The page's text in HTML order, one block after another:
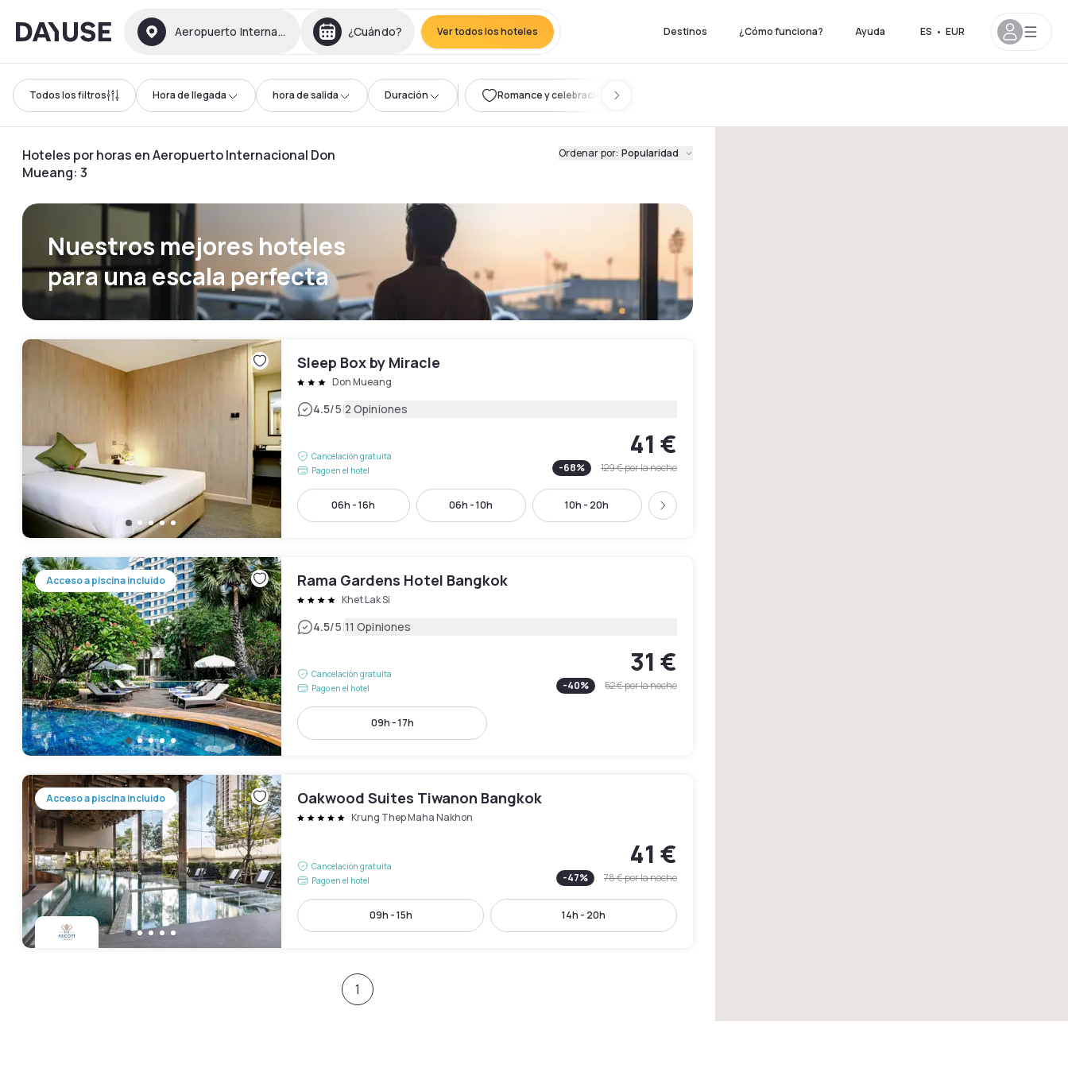
Dayuse Aeropuerto Internacional Don Mueang
¿Cuándo? Ver todos los hoteles Destinos ¿Cómo funciona? Ayuda ES • EUR
Todos los filtros Hora de llegada hora de salida Duración Romance y celebración
Hoteles por horas en Aeropuerto Internacional Don
Mueang: 3
Ordenar por: Popularidad
Nuestros mejores hoteles
para una escala perfecta
Sleep Box by Miracle
Don Mueang
4.5/5|2 Opiniones
Cancelación gratuita
Pago en el hotel
41 €
-68% 129 €por la noche
06h - 16h 06h - 10h 10h - 20h Siguiente
Acceso a piscina incluido Rama Gardens Hotel Bangkok
Khet Lak Si
4.5/5|11 Opiniones
Cancelación gratuita
Pago en el hotel
31 €
-40% 52 €por la noche
09h - 17h
Acceso a piscina incluido Oakwood Suites Tiwanon Bangkok
Krung Thep Maha Nakhon
Cancelación gratuita
Pago en el hotel
41 €
-47% 78 €por la noche
09h - 15h 14h - 20h
1